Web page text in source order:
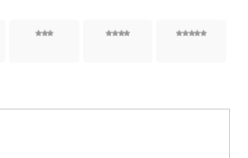
3 von 4 von 5 von